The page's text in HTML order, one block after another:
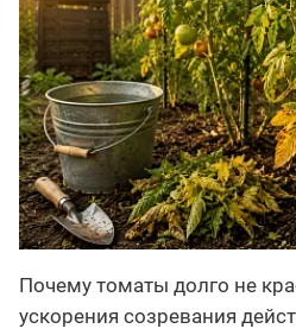
Почему томаты долго не
ускорения созревания